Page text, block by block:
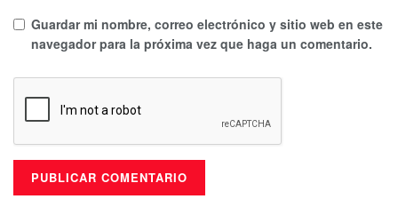
Guardar mi nombre, correo electrónico y sitio web en este
navegador para la próxima vez que haga un comentario.